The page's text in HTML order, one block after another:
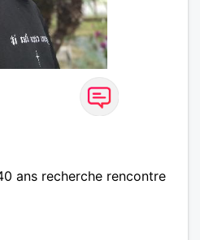
ans recherche rencontre